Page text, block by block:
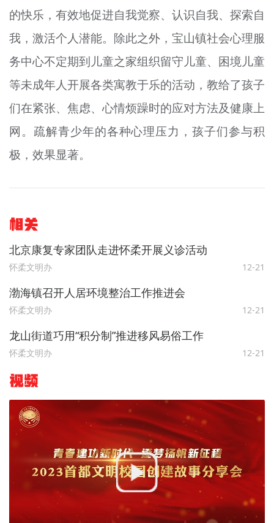
的快乐，有效地促进自我觉察、认识自我、探索自
我，激活个人潜能。除此之外，宝山镇社会心理服
务中心不定期到儿童之家组织留守儿童、困境儿童
等未成年人开展各类寓教于乐的活动，教给了孩子
们在紧张、焦虑、心情烦躁时的应对方法及健康上
网。疏解青少年的各种心理压力，孩子们参与积
极，效果显著。
相关
北京康复专家团队走进怀柔开展义诊活动
怀柔文明办 12-21
渤海镇召开人居环境整治工作推进会
怀柔文明办 12-21
龙山街道巧用“积分制”推进移风易俗工作
怀柔文明办 12-21
视频